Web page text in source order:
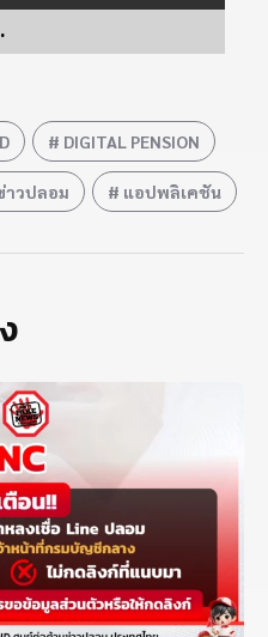
DIGITAL PENSION
วปลอม แอปพลิเคชัน